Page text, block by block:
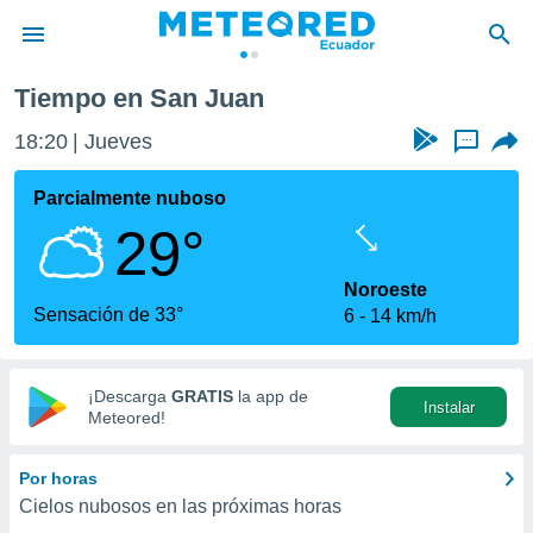
de
ha
que se
calidad.
a este
las
y
digital
basada
Tiempo en San Juan
18:20 Jueves ...
Parcialmente nuboso
29°
Sensación de 33°
Noroeste
6
14 km/h
¡Descarga GRATIS la app de
Meteored!
Instalar
Por horas
Cielos nubosos en las próximas horas